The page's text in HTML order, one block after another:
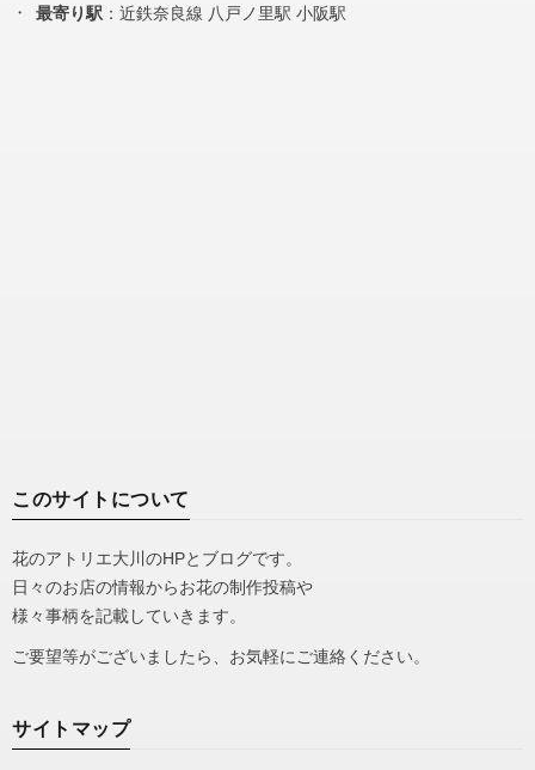
最寄り駅 ：近鉄奈良線 八戸ノ里駅 小阪駅
このサイトについて
花のアトリエ大川のHPとブログです。
日々のお店の情報からお花の制作投稿や
様々事柄を記載していきます。
ご要望等がございましたら、お気軽にご連絡ください。
サイトマップ